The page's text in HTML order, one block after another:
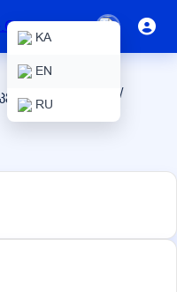
KA
EN
RU
კვება / სასმელები /